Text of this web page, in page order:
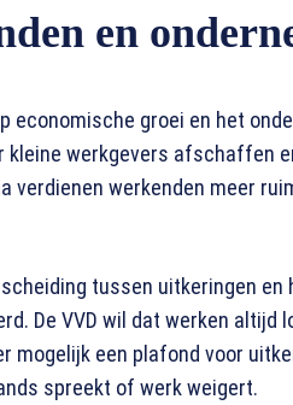
en
economische groei en het
kleine werkgevers afschaffen
verdienen werkenden meer
tussen uitkeringen en
De VVD wil dat werken altijd
mogelijk een plafond voor
spreekt of werk weigert.